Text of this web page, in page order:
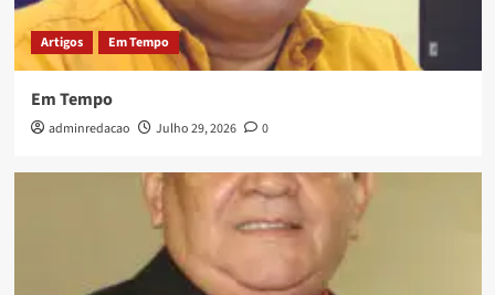
Artigos Em Tempo
Em Tempo
adminredacao Julho 29, 2026 0